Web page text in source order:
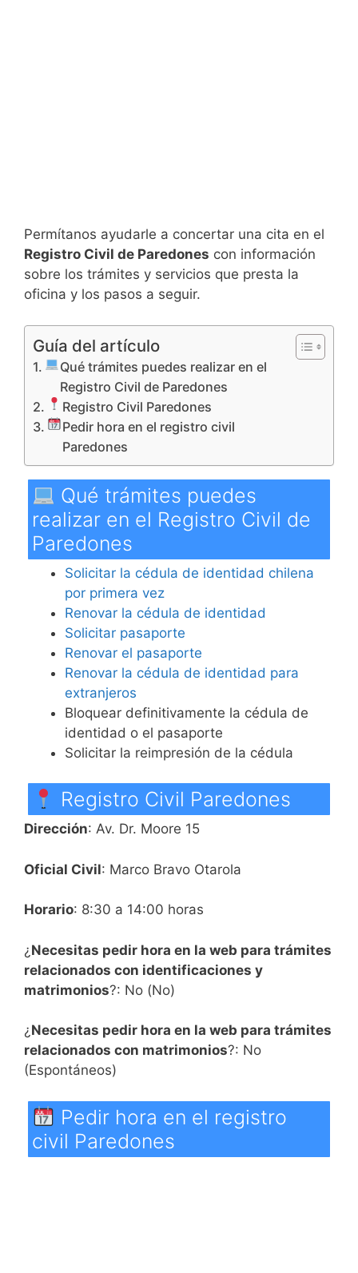
Permítanos ayudarle a concertar una cita en el
Registro Civil de Paredones con información
sobre los trámites y servicios que presta la
oficina y los pasos a seguir.
Guía del artículo
Qué trámites puedes realizar en el
Registro Civil de Paredones
Registro Civil Paredones
Pedir hora en el registro civil
Paredones
Qué trámites puedes
realizar en el Registro Civil de
Paredones
Solicitar la cédula de identidad chilena
por primera vez
Renovar la cédula de identidad
Solicitar pasaporte
Renovar el pasaporte
Renovar la cédula de identidad para
extranjeros
Bloquear definitivamente la cédula de
identidad o el pasaporte
Solicitar la reimpresión de la cédula
Registro Civil Paredones
Dirección: Av. Dr. Moore 15
Oficial Civil: Marco Bravo Otarola
Horario: 8:30 a 14:00 horas
¿ Necesitas pedir hora en la web para trámites
relacionados con identificaciones y
matrimonios?: No (No)
¿ Necesitas pedir hora en la web para trámites
relacionados con matrimonios?: No
(Espontáneos)
Pedir hora en el registro
civil Paredones